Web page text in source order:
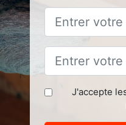
J'accepte